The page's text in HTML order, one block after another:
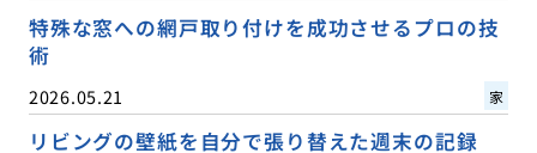
特殊な窓への網戸取り付けを成功させるプロの技
術
2026.05.21 家
リビングの壁紙を自分で張り替えた週末の記録